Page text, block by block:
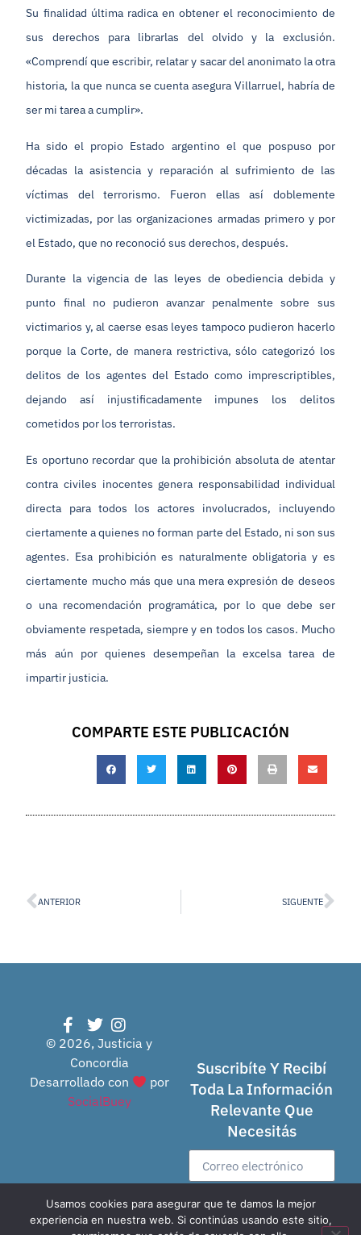
Su finalidad última radica en obtener el reconocimiento de
sus derechos para librarlas del olvido y la exclusión.
«Comprendí que escribir, relatar y sacar del anonimato la otra
historia, la que nunca se cuenta asegura Villarruel, habría de
ser mi tarea a cumplir».
Ha sido el propio Estado argentino el que pospuso por
décadas la asistencia y reparación al sufrimiento de las
víctimas del terrorismo. Fueron ellas así doblemente
victimizadas, por las organizaciones armadas primero y por
el Estado, que no reconoció sus derechos, después.
Durante la vigencia de las leyes de obediencia debida y
punto final no pudieron avanzar penalmente sobre sus
victimarios y, al caerse esas leyes tampoco pudieron hacerlo
porque la Corte, de manera restrictiva, sólo categorizó los
delitos de los agentes del Estado como imprescriptibles,
dejando así injustificadamente impunes los delitos
cometidos por los terroristas.
Es oportuno recordar que la prohibición absoluta de atentar
contra civiles inocentes genera responsabilidad individual
directa para todos los actores involucrados, incluyendo
ciertamente a quienes no forman parte del Estado, ni son sus
agentes. Esa prohibición es naturalmente obligatoria y es
ciertamente mucho más que una mera expresión de deseos
o una recomendación programática, por lo que debe ser
obviamente respetada, siempre y en todos los casos. Mucho
más aún por quienes desempeñan la excelsa tarea de
impartir justicia.
COMPARTE ESTE PUBLICACIÓN
ANTERIOR SIGUENTE
© 2026, Justicia y
Concordia
Desarrollado con
por
SocialBuey
Suscribíte Y Recibí
Toda La Información
Relevante Que
Necesitás
Enviar
Usamos cookies para asegurar que te damos la mejor
experiencia en nuestra web. Si continúas usando este sitio,